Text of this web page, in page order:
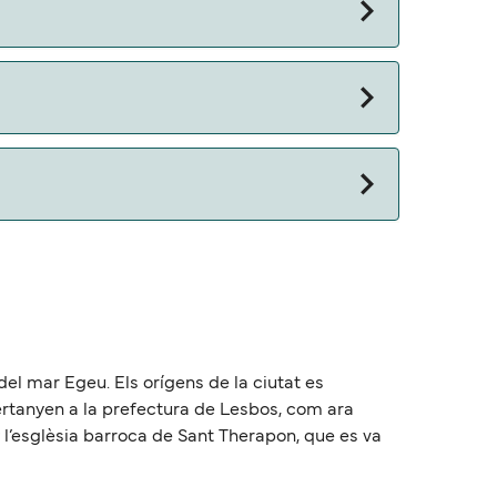
mar Egeu. Els orígens de la ciutat es
a la prefectura de Lesbos, com ara
barroca de Sant Therapon, que es va